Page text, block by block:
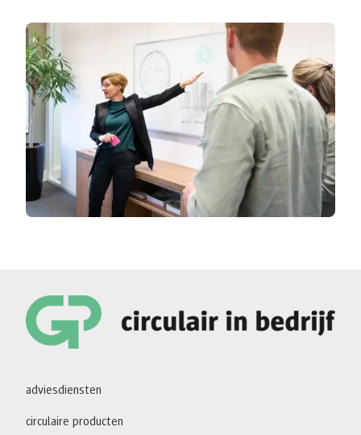
adviesdiensten
circulaire producten